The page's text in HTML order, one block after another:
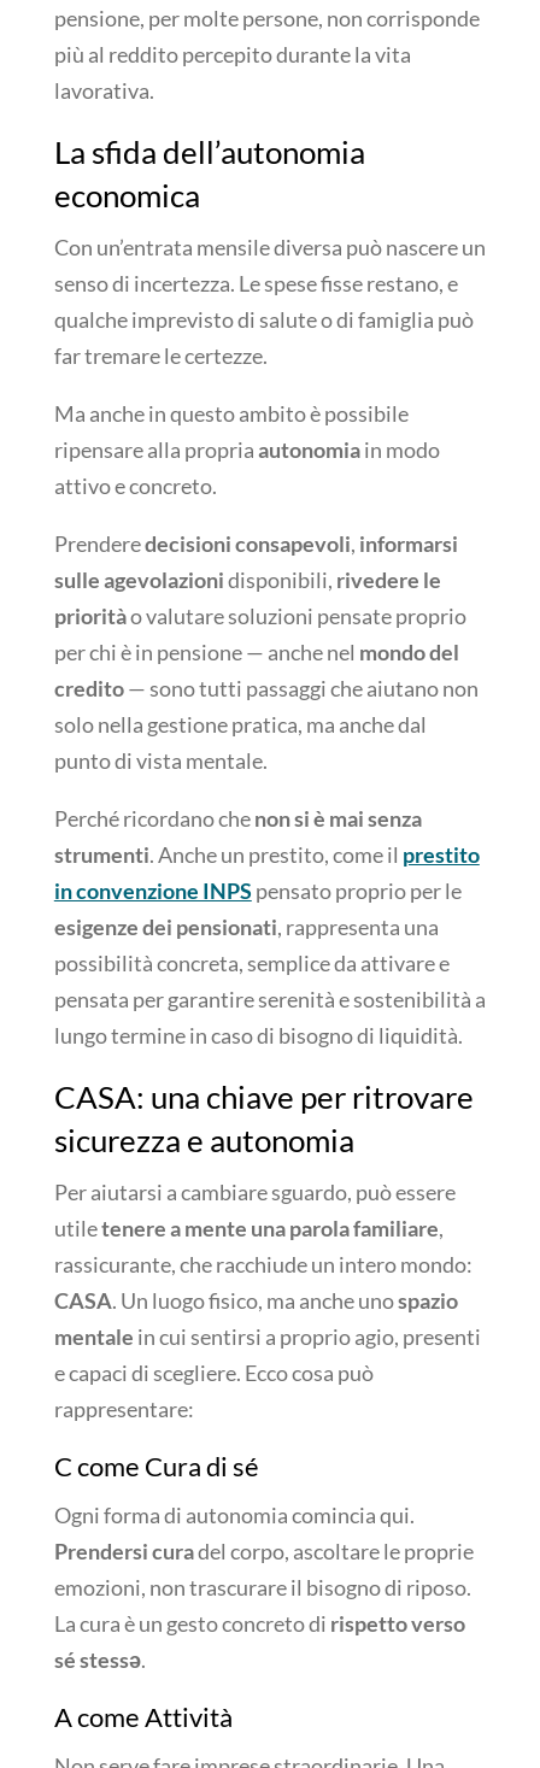
pensione, per molte persone, non corrisponde
più al reddito percepito durante la vita
lavorativa.
La sfida dell’autonomia
economica
Con un’entrata mensile diversa può nascere un
senso di incertezza. Le spese fisse restano, e
qualche imprevisto di salute o di famiglia può
far tremare le certezze.
Ma anche in questo ambito è possibile
ripensare alla propriaautonomiain modo
attivo e concreto.
Prenderedecisioni consapevoli, informarsi
sulle agevolazionidisponibili, rivedere le
prioritào valutare soluzioni pensate proprio
per chi è in pensione — anche nel mondo del
credito— sono tutti passaggi che aiutano non
solo nella gestione pratica, ma anche dal
punto di vista mentale.
Perché ricordano chenon si è mai senza
strumenti. Anche un prestito, come il prestito
in convenzione INPS pensato proprio per le
esigenze dei pensionati, rappresenta una
possibilità concreta, semplice da attivare e
pensata per garantire serenità e sostenibilità a
lungo termine in caso di bisogno di liquidità.
CASA: una chiave per ritrovare
sicurezza e autonomia
Per aiutarsi a cambiare sguardo, può essere
utiletenere a mente una parola familiare,
rassicurante, che racchiude un intero mondo:
CASA. Un luogo fisico, ma anche unospazio
mentale in cui sentirsi a proprio agio, presenti
e capaci di scegliere. Ecco cosa può
rappresentare:
C come Cura di sé
Ogni forma di autonomia comincia qui.
Prendersi curadel corpo, ascoltare le proprie
emozioni, non trascurare il bisogno di riposo.
La cura è un gesto concreto di rispetto verso
sé stessə.
A come Attività